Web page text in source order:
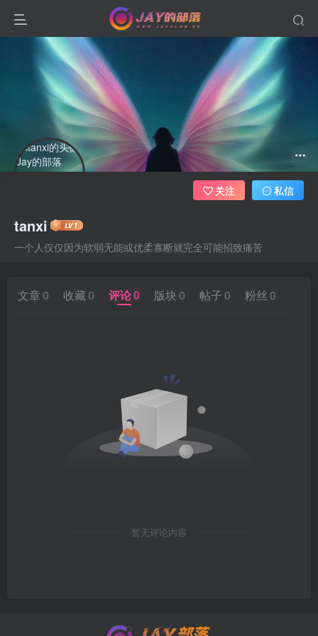
tanxi
一个人仅仅因为软弱无能或优柔寡断就完全可能招致痛苦
关注 私信
文章 0 收藏 0 评论0 版块 0 帖子 0 粉丝 0
暂无评论内容